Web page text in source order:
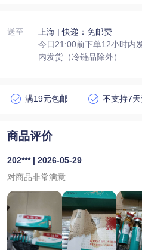
送至 上海 | 快递：免邮费
今日21:00前下单12小时内
内发货（冷链品除外）
满19元包邮
商品评价
202*** | 2026-05-29
对商品非常满意